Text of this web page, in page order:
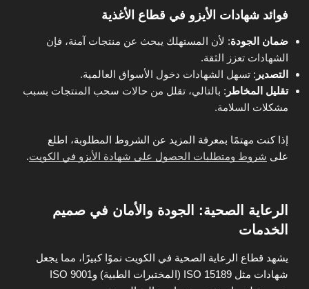
فوائد شهادات الأيزو في قطاع الأغذية
ضمان الجودة: لأن المستهلك يبحث عن منتجات آمنة، فإن
الشهادات تعزز الثقة.
التصدير : تسهل الشهادات دخول الأسواق العالمية.
تقليل المخاطر : بالتالي، تقلل من حالات سحب المنتجات بسبب
مشكلات السلامة.
إذا كنت مهتمًا بمعرفة المزيد عن الشروط المطلوبة، اطلع
على شروط ومتطلبات الحصول على شهادة الأيزو في الكويت.
الرعاية الصحية: الجودة والأمان في صميم
الخدمات
يشهد قطاع الرعاية الصحية في الكويت نموًا كبيرًا، مما يجعل
شهادات مثل ISO 15189 (المختبرات الطبية) وISO 9001